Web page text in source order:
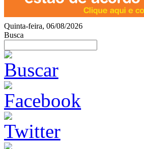
Quinta-feira, 06/08/2026
Busca